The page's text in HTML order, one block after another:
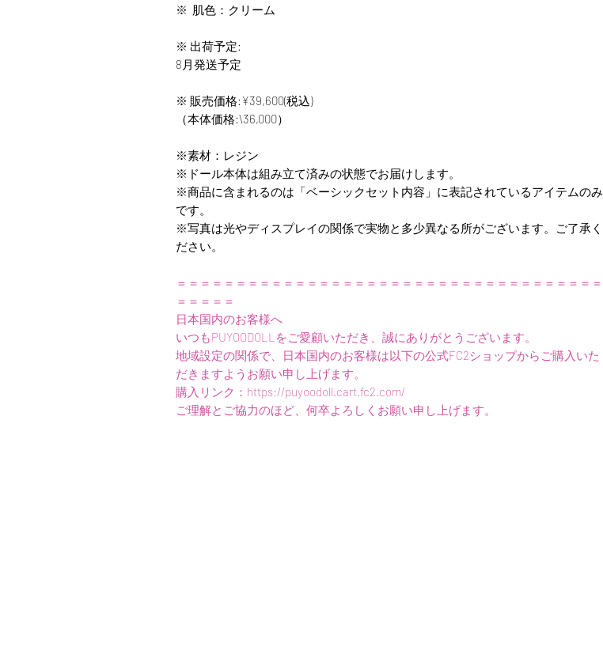
※ 肌色：クリーム
※ 出荷予定:
8月発送予定
※ 販売価格:¥39,600(税込)
（本体価格:\36,000）
※素材：レジン
※ドール本体は組み立て済みの状態でお届けします。
※商品に含まれるのは「ベーシックセット内容」に表記されているアイテムのみ
です。
※写真は光やディスプレイの関係で実物と多少異なる所がございます。ご了承く
ださい。
＝＝＝＝＝＝＝＝＝＝＝＝＝＝＝＝＝＝＝＝＝＝＝＝＝＝＝＝＝＝＝＝＝＝＝＝
＝＝＝＝＝
日本国内のお客様へ
いつもPUYOODOLLをご愛顧いただき、誠にありがとうございます。
地域設定の関係で、日本国内のお客様は以下の公式FC2ショップからご購入いた
だきますようお願い申し上げます。
購入リンク：https://puyoodoll.cart.fc2.com/
ご理解とご協力のほど、何卒よろしくお願い申し上げます。